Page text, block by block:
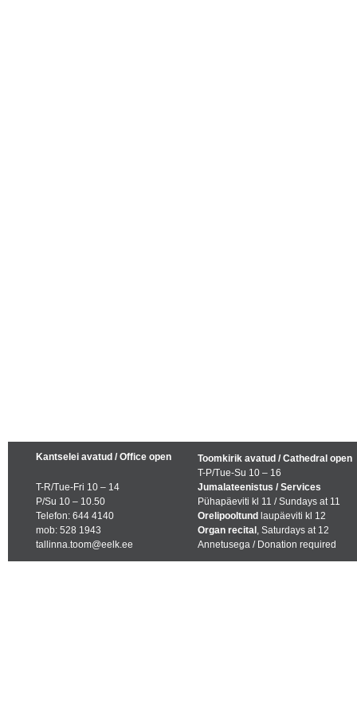
Kantselei avatud / Office open
T-R/Tue-Fri 10 – 14
P/Su 10 – 10.50
Telefon: 644 4140
mob: 528 1943
tallinna.toom@eelk.ee
Toomkirik avatud / Cathedral open
T-P/Tue-Su 10 – 16
Jumalateenistus / Services
Pühapäeviti kl 11 / Sundays at 11
Orelipooltund laupäeviti kl 12
Organ recital , Saturdays at 12
Annetusega / Donation required